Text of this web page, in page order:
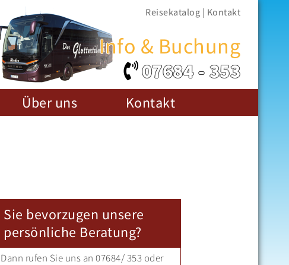
Reisekatalog | Kontakt
Info & Buchung
07684 - 353
Über uns Kontakt
Sie bevorzugen unsere
persönliche Beratung?
Dann rufen Sie uns an 07684/ 353 oder